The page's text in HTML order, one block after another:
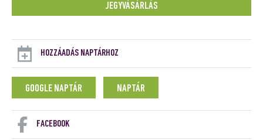
JEGYVÁSÁRLÁS
HOZZÁADÁS NAPTÁRHOZ
GOOGLE NAPTÁR NAPTÁR
FACEBOOK